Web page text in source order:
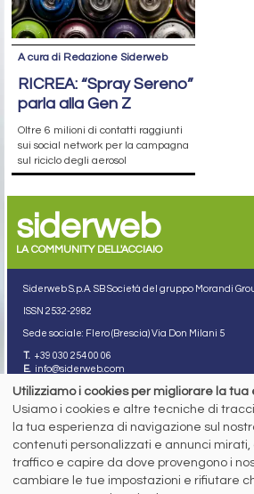
A cura di Redazione Siderweb
RICREA: “Spray Sereno”
parla alla Gen Z
Oltre 6 milioni di contatti raggiunti
sui social network per la campagna
sul riciclo degli aerosol
siderweb
LA COMMUNITY DELL'ACCIAIO
Siderweb S.p.A. SB Società del gruppo Morandi
ISSN 2532-2982
Sede sociale: Flero (Brescia) Via Don Milani 5
T. +39 030 254 00 06
E. info@siderweb.com
Copyright siderweb spa sb
Tutti i diritti sono riservati
Privacy policy
Cookie policy
Digital Services Act Policy
Utilizziamo i cookies per migliorare la tua
Usiamo i cookies e altre tecniche di
la tua esperienza di navigazione sul
contenuti personalizzati e annunci mirati,
traffico e capire da dove provengono i
cambiare le tue impostazioni e rifiutare